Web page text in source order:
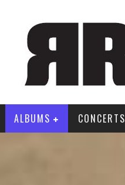
ALBUMS CONCERTS